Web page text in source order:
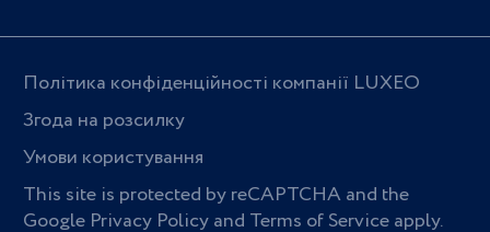
Політика конфіденційності компанії LUXEO
Згода на розсилку
Умови користування
This site is protected by reCAPTCHA and the
Google Privacy Policyand Terms of Serviceapply.